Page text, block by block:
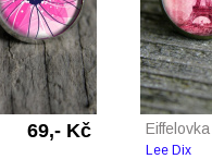
69,- Kč Eiffelovka
Lee Dix